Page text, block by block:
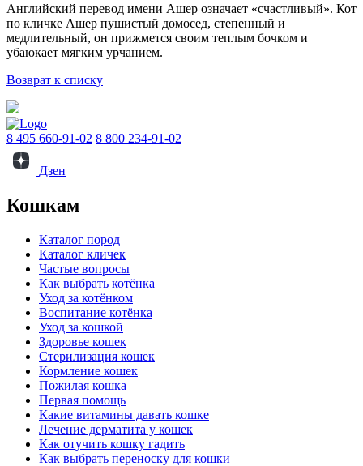
Английский перевод имени Ашер означает «счастливый». Кот
по кличке Ашер пушистый домосед, степенный и
медлительный, он прижмется своим теплым бочком и
убаюкает мягким урчанием.
Возврат к списку
8 495 660-91-02 8 800 234-91-02
Дзен
Кошкам
Каталог пород
Каталог кличек
Частые вопросы
Как выбрать котёнка
Уход за котёнком
Воспитание котёнка
Уход за кошкой
Здоровье кошек
Стерилизация кошек
Кормление кошек
Пожилая кошка
Первая помощь
Какие витамины давать кошке
Лечение дерматита у кошек
Как отучить кошку гадить
Как выбрать переноску для кошки